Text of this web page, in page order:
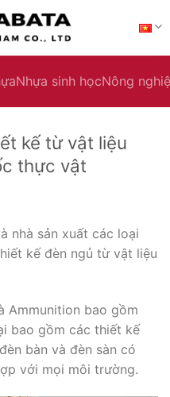
Nhựa sinh họcNông
kế từ vật liệu
thực vật
nhà sản xuất các loại
kế đèn ngủ từ vật liệu
Ammunition bao gồm
bao gồm các thiết kế
bàn và đèn sàn có
với mọi môi trường.